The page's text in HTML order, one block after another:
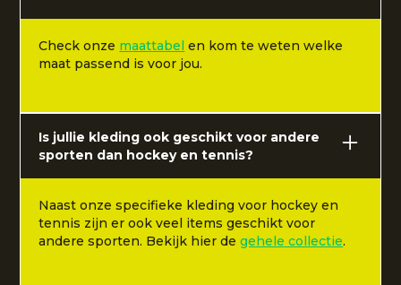
Check onze maattabel en kom te weten welke
maat passend is voor jou.
Is jullie kleding ook geschikt voor andere
sporten dan hockey en tennis?
Naast onze specifieke kleding voor hockey en
tennis zijn er ook veel items geschikt voor
andere sporten. Bekijk hier degehele collectie.